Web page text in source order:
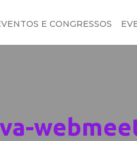
E CONGRESSOS